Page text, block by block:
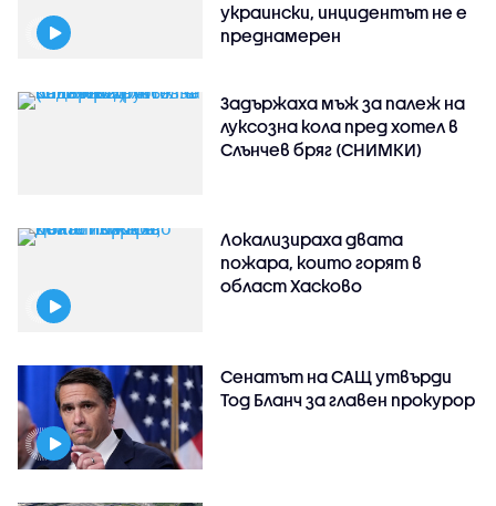
украински, инцидентът не е
преднамерен
Задържаха мъж за палеж на
луксозна кола пред хотел в
Слънчев бряг (СНИМКИ)
Локализираха двата
пожара, които горят в
област Хасково
Сенатът на САЩ утвърди
Тод Бланч за главен прокурор